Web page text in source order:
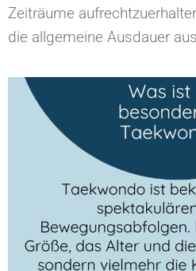
Zeiträume
die allgemeine Ausdauer